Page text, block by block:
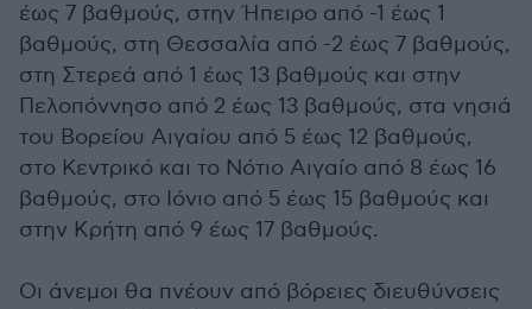
έως 7 βαθμούς, στην Ήπειρο από -1 έως 1
βαθμούς, στη Θεσσαλία από -2 έως 7 βαθμούς,
στη Στερεά από 1 έως 13 βαθμούς και στην
Πελοπόννησο από 2 έως 13 βαθμούς, στα νησιά
του Βορείου Αιγαίου από 5 έως 12 βαθμούς,
στο Κεντρικό και το Νότιο Αιγαίο από 8 έως 16
βαθμούς, στο Ιόνιο από 5 έως 15 βαθμούς και
στην Κρήτη από 9 έως 17 βαθμούς.
Οι άνεμοι θα πνέουν από βόρειες διευθύνσεις